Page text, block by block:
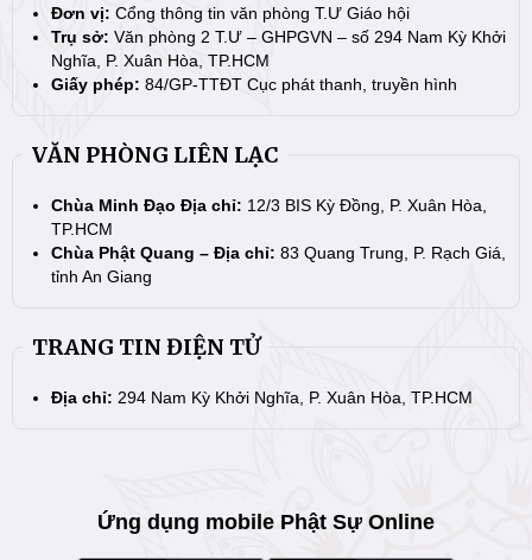
Đơn vị: Cổng thông tin văn phòng T.Ư Giáo hội
Trụ sở: Văn phòng 2 T.Ư – GHPGVN – số 294 Nam Kỳ Khởi
Nghĩa, P. Xuân Hòa, TP.HCM
Giấy phép: 84/GP-TTĐT Cục phát thanh, truyền hình
VĂN PHÒNG LIÊN LẠC
Chùa Minh Đạo Địa chỉ: 12/3 BIS Kỳ Đồng, P. Xuân Hòa,
TP.HCM
Chùa Phật Quang – Địa chỉ: 83 Quang Trung, P. Rạch Giá,
tỉnh An Giang
TRANG TIN ĐIỆN TỬ
Địa chỉ: 294 Nam Kỳ Khởi Nghĩa, P. Xuân Hòa, TP.HCM
Ứng dụng mobile Phật Sự Online